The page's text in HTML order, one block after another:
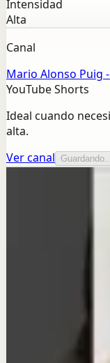
Intensidad
Alta
Canal
Mario Alonso Puig
YouTube Shorts
Ideal cuando
alta.
Ver canal
Mario Alonso Puig
Cómo
para | Mario